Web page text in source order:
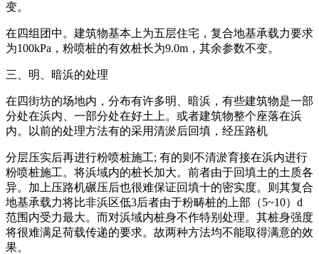
变。
在四组团中。建筑物基本上为五层住宅，复合地基承载力要求
为100kPa，粉喷桩的有效桩长为9.0m，其余参数不变。
三、明、暗浜的处理
在四街坊的场地内，分布有许多明、暗浜，有些建筑物是一部
分处在浜内、一部分处在好土上。或者建筑物整个座落在浜
内。以前的处理方法有的采用清淤后回填，经压路机
分层压实后再进行粉喷桩施工; 有的则不清淤育接在浜内进行
粉喷桩施工。将浜域内的桩长加大。前者由于回填土的土质各
异。加上压路机碾压后也很难保证回填十的密实度。则其复合
地基承载力将比非浜区低3后者由于粉畴桩的上部（5~10）d
范围内受力最大。而对浜域内桩身不作特别处理。其桩身强度
将很难满足荷载传递的要求。故两种方法均不能取得满意的效
果。